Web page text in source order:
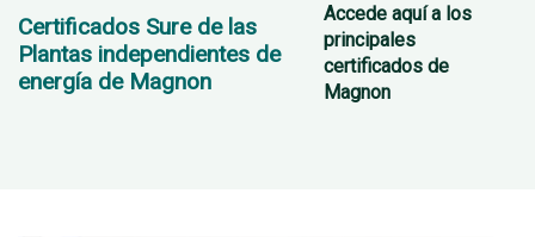
Certificados Sure de las
Plantas independientes de
energía de Magnon
Accede aquí a los
principales
certificados de
Magnon